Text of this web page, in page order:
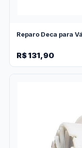
Reparo Deca para
R$ 131,90